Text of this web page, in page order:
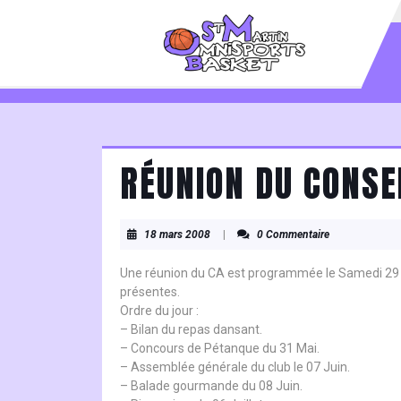
RÉUNION DU
18 mars 200818
2008
0 Commentaire
Une réunion du CA est programmée le Samedi
présentes.
Ordre du jour :
– Bilan du repas dansant.
– Concours de Pétanque du 31 Mai.
– Assemblée générale du club le 07 Juin.
– Balade gourmande du 08 Juin.